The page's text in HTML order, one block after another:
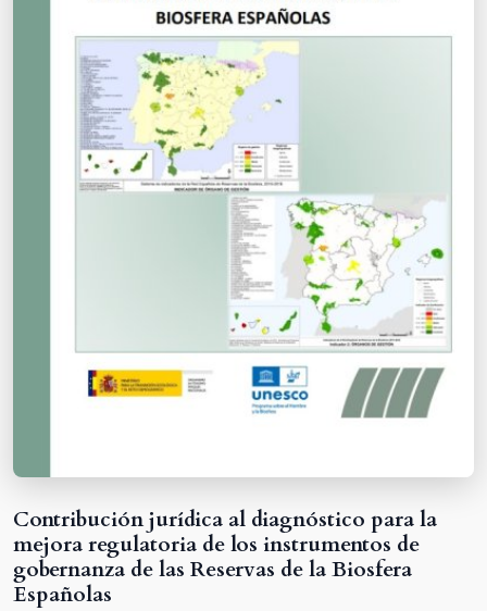
Contribución jurídica al diagnóstico para la
mejora regulatoria de los instrumentos de
gobernanza de las Reservas de la Biosfera
Españolas